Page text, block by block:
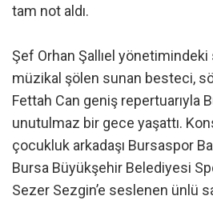
tam not aldı.
Şef Orhan Şallıel
müzikal şölen sunan besteci,
Fettah Can geniş repertuarıyla
unutulmaz bir gece yaşattı.
çocukluk arkadaşı Bursaspor
Bursa Büyükşehir Belediyesi
Sezer Sezgin’e seslenen ünlü